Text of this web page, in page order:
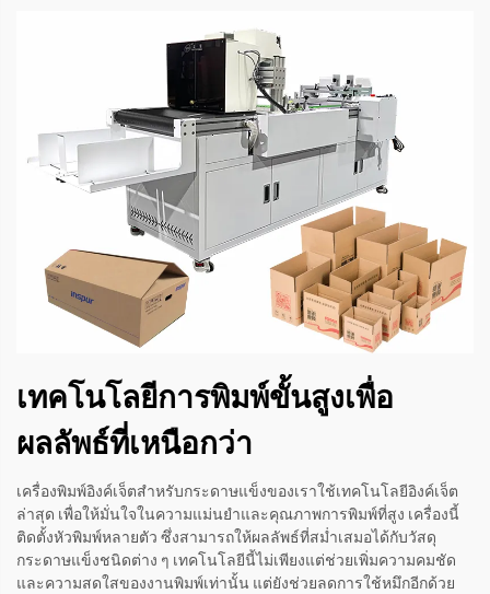
เทคโนโลยีการพิมพ์ขั้นสูงเพื่อ
ผลลัพธ์ที่เหนือกว่า
เครื่องพิมพ์อิงค์เจ็ตสำหรับกระดาษแข็งของเราใช้เทคโนโลยีอิงค์เจ็ต
ล่าสุด เพื่อให้มั่นใจในความแม่นยำและคุณภาพการพิมพ์ที่สูง เครื่องนี้
ติดตั้งหัวพิมพ์หลายตัว ซึ่งสามารถให้ผลลัพธ์ที่สม่ำเสมอได้กับวัสดุ
กระดาษแข็งชนิดต่าง ๆ เทคโนโลยีนี้ไม่เพียงแต่ช่วยเพิ่มความคมชัด
และความสดใสของงานพิมพ์เท่านั้น แต่ยังช่วยลดการใช้หมึกอีกด้วย